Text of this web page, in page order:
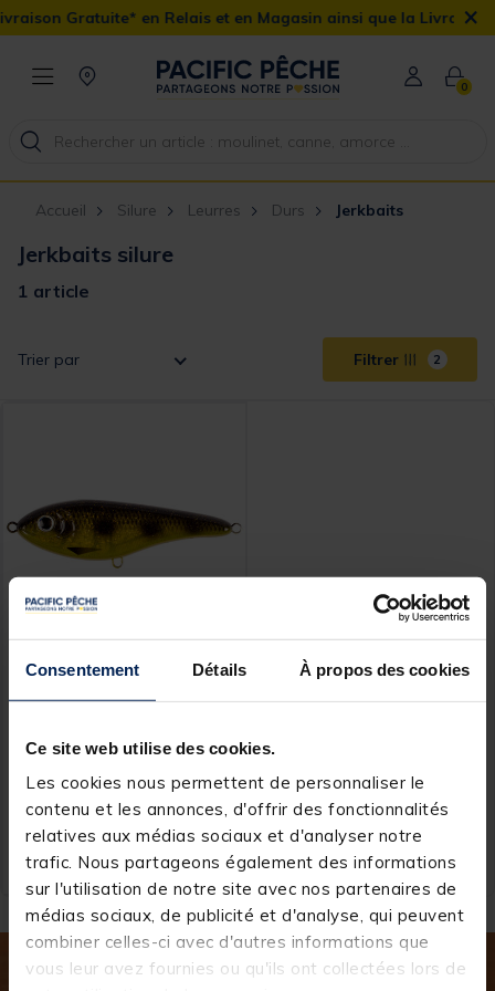
Consentement Détails À propos des cookies
Ce site web utilise des cookies.
Les cookies nous permettent de personnaliser le
contenu et les annonces, d'offrir des fonctionnalités
relatives aux médias sociaux et d'analyser notre
trafic. Nous partageons également des informations
sur l'utilisation de notre site avec nos partenaires de
médias sociaux, de publicité et d'analyse, qui peuvent
combiner celles-ci avec d'autres informations que
vous leur avez fournies ou qu'ils ont collectées lors de
Gratuite* en Relais et en Magasin ainsi que la Livraison×
0
Accueil Silure Leurres Durs Jerkbaits
Jerkbaits silure
1 article
Trier par Filtrer 2
CWC
Leurre dur Jerkbait CWC
[object Object] out of 5 Customer Rating
21,99 € Ajouter au panier
Expédition sous 24 h
Inscrivez-vous à notre newsletter